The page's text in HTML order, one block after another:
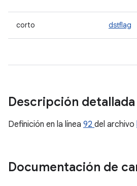
corto dstflag
Descripción detallada
Definición en la línea 92 del archivo
Documentación de